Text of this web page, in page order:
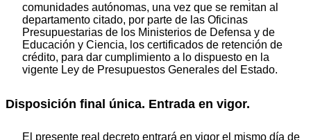
comunidades autónomas, una vez que se remitan al
departamento citado, por parte de las Oficinas
Presupuestarias de los Ministerios de Defensa y de
Educación y Ciencia, los certificados de retención de
crédito, para dar cumplimiento a lo dispuesto en la
vigente Ley de Presupuestos Generales del Estado.
Disposición final única. Entrada en vigor.
El presente real decreto entrará en vigor el mismo día de